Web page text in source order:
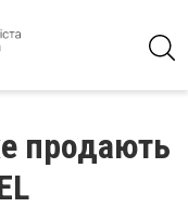
продають